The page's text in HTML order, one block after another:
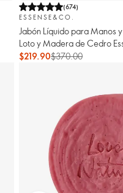
(674)
ESSENSE&CO.
Jabón Líquido para Manos
Loto y Madera de Cedro
$219.90$370.00